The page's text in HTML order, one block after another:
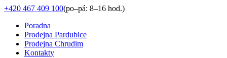
+420 467 409 100(po–pá: 8–16 hod.)
Poradna
Prodejna Pardubice
Prodejna Chrudim
Kontakty